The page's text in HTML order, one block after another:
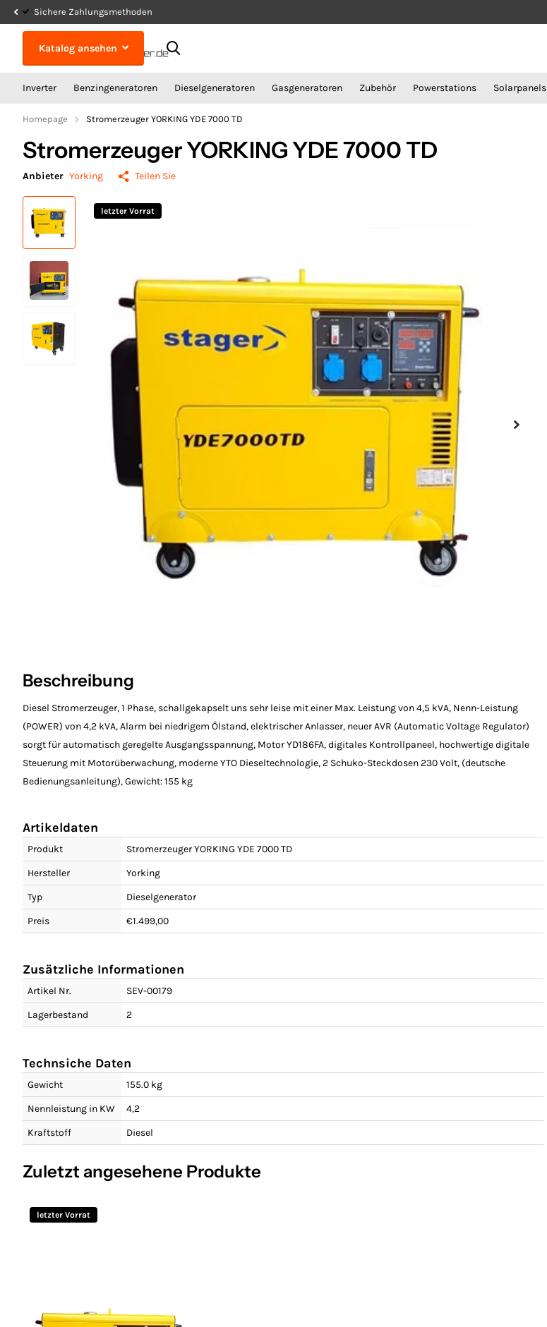
Sichere Zahlungsmethoden
Katalog ansehen
Inverter Benzingeneratoren Dieselgeneratoren Gasgeneratoren Zubehör Powerstations Solarpanels
Homepage Stromerzeuger YORKING YDE 7000 TD
Stromerzeuger YORKING YDE 7000 TD
Anbieter Yorking Teilen Sie
letzter Vorrat
Beschreibung
Diesel Stromerzeuger, 1 Phase, schallgekapselt uns sehr leise mit einer Max. Leistung von 4,5 kVA, Nenn-Leistung
(POWER) von 4,2 kVA, Alarm bei niedrigem Ölstand, elektrischer Anlasser, neuer AVR (Automatic Voltage Regulator)
sorgt für automatisch geregelte Ausgangsspannung, Motor YD186FA, digitales Kontrollpaneel, hochwertige digitale
Steuerung mit Motorüberwachung, moderne YTO Dieseltechnologie, 2 Schuko-Steckdosen 230 Volt, (deutsche
Bedienungsanleitung), Gewicht: 155 kg
Artikeldaten
Produkt
Stromerzeuger YORKING YDE 7000 TD
Hersteller
Yorking
Typ
Dieselgenerator
Preis
€1.499,00
Zusätzliche Informationen
Artikel Nr.
SEV-00179
Lagerbestand
2
Technsiche Daten
Gewicht
155.0 kg
Nennleistung in KW
4,2
Kraftstoff
Diesel
Zuletzt angesehene Produkte
letzter Vorrat